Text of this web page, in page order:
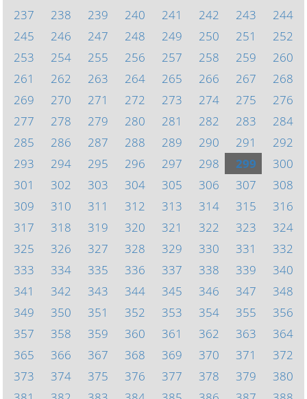
237
238 239 240 241 242 243
244
245
246 247 248 249 250 251
252
253
254 255 256 257 258 259
260
261
262 263 264 265 266 267
268
269
270 271 272 273 274 275
276
277
278 279 280 281 282 283
284
285
286 287 288 289 290 291
292
293
294 295 296 297 298 299
300
301
302 303 304 305 306 307
308
309
310 311 312 313 314 315
316
317
318 319 320 321 322 323
324
325
326 327 328 329 330 331
332
333
334 335 336 337 338 339
340
341
342 343 344 345 346 347
348
349
350 351 352 353 354 355
356
357
358 359 360 361 362 363
364
365
366 367 368 369 370 371
372
373
374 375 376 377 378 379
380